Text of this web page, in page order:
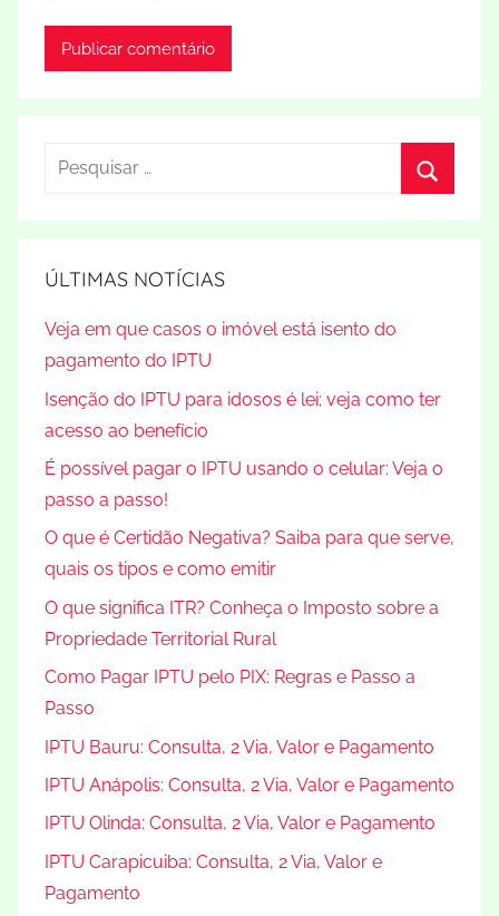
Pesquisar
ÚLTIMAS NOTÍCIAS
Veja em que casos o imóvel está isento do
pagamento do IPTU
Isenção do IPTU para idosos é lei; veja como ter
acesso ao benefício
É possível pagar o IPTU usando o celular: Veja o
passo a passo!
O que é Certidão Negativa? Saiba para que serve,
quais os tipos e como emitir
O que significa ITR? Conheça o Imposto sobre a
Propriedade Territorial Rural
Como Pagar IPTU pelo PIX: Regras e Passo a
Passo
IPTU Bauru: Consulta, 2 Via, Valor e Pagamento
IPTU Anápolis: Consulta, 2 Via, Valor e Pagamento
IPTU Olinda: Consulta, 2 Via, Valor e Pagamento
IPTU Carapicuiba: Consulta, 2 Via, Valor e
Pagamento